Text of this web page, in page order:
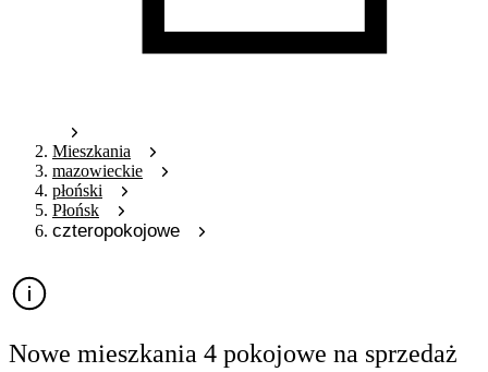
Mieszkania
mazowieckie
płoński
Płońsk
czteropokojowe
Nowe mieszkania 4 pokojowe na sprzedaż